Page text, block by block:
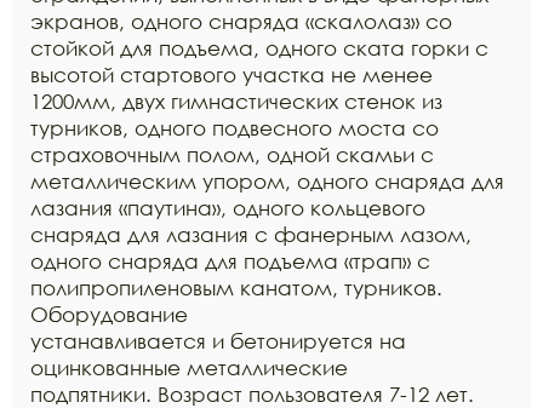
экранов, одного снаряда «скалолаз» со
стойкой для подъема, одного ската горки с
высотой стартового участка не менее
1200мм, двух гимнастических стенок из
турников, одного подвесного моста со
страховочным полом, одной скамьи с
металлическим упором, одного снаряда для
лазания «паутина», одного кольцевого
снаряда для лазания с фанерным лазом,
одного снаряда для подъема «трап» с
полипропиленовым канатом, турников.
Оборудование
устанавливается и бетонируется на
оцинкованные металлические
подпятники. Возраст пользователя 7-12 лет.